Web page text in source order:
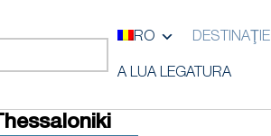
RO DESTINAŢIE
A LUA LEGATURA